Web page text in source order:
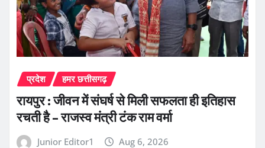
प्रदेश हमर छत्तीसगढ़
रायपुर : जीवन में संघर्ष से मिली सफलता ही इतिहास
रचती है – राजस्व मंत्री टंक राम वर्मा
Junior Editor1 Aug 6, 2026